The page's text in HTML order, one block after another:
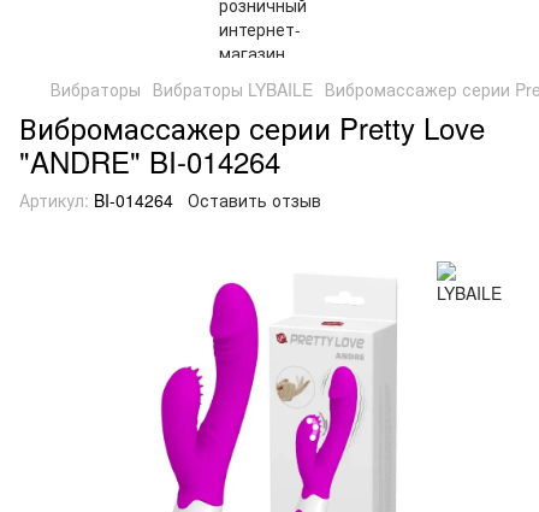
Вибраторы Вибраторы LYBAILE Вибромассажер серии
Вибромассажер серии Pretty Love
"ANDRE" BI-014264
Артикул: BI-014264 Оставить отзыв